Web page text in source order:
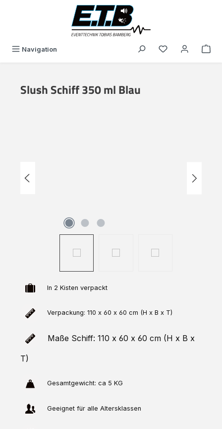
Navigation You have 0
Slush Schiff 350 ml Blau
In 2 Kisten verpackt
Verpackung: 110 x 60 x 60 cm (H x B x T)
Maße Schiff: 110 x 60 x 60 cm (H x B x
T)
Gesamtgewicht: ca 5 KG
Geeignet für alle Altersklassen